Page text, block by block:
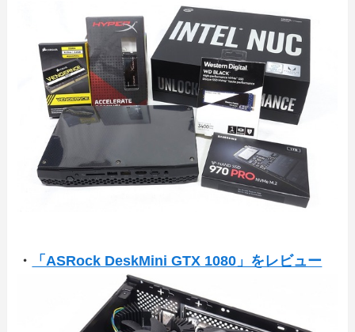
・ 「ASRock DeskMini GTX 1080」をレビュー